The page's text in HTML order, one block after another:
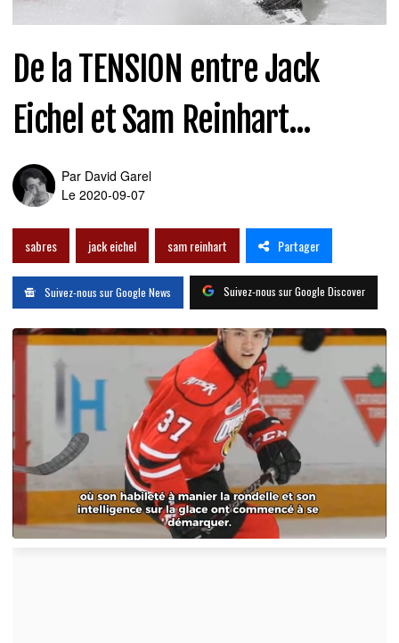
De la TENSION entre Jack
Eichel et Sam Reinhart...
Par David Garel
Le 2020-09-07
sabres jack eichel sam reinhart Partager
Suivez-nous sur Google News Suivez-nous sur Google Discover